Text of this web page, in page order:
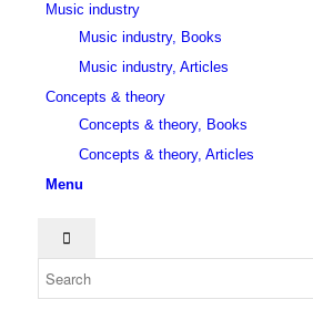
Music industry
Music industry, Books
Music industry, Articles
Concepts & theory
Concepts & theory, Books
Concepts & theory, Articles
Menu